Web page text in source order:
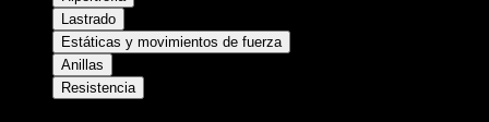
Lastrado
Estáticas y movimientos de fuerza
Anillas
Resistencia